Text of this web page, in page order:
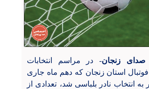
صدای زنجان- در مراسم انتخابات
استان زنجان که دهم ماه جاری
به انتخاب نادر بلباسی شد، تعدادی از